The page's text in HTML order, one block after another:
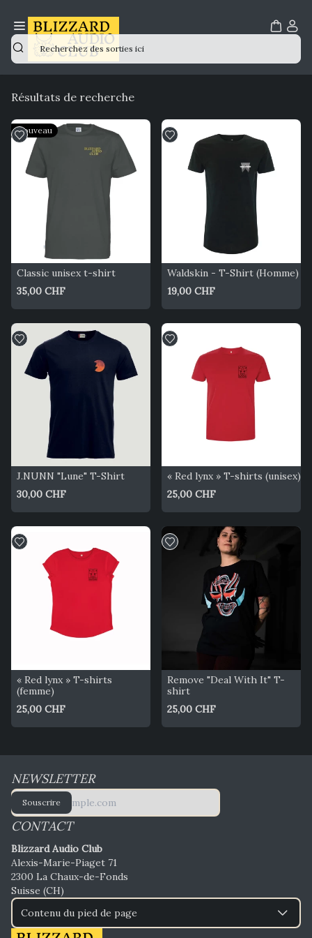
Rechercher
Résultats de recherche
Nouveau
Classic unisex t-shirt
35,00 CHF
Waldskin - T-Shirt (Homme)
19,00 CHF
J.NUNN "Lune" T-Shirt
30,00 CHF
« Red lynx » T-shirts (unisex)
25,00 CHF
« Red lynx » T-shirts
(femme)
25,00 CHF
Remove "Deal With It" T-
shirt
25,00 CHF
Contenu du pied de page
CONTACT
Blizzard Audio Club
Alexis-Marie-Piaget 71
2300 La Chaux-de-Fonds
Suisse (CH)
NEWSLETTER
Souscrire